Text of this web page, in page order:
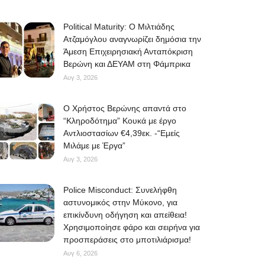
Political Maturity: Ο Μιλτιάδης
Ατζαμόγλου αναγνωρίζει δημόσια την
Άμεση Επιχειρησιακή Ανταπόκριση
Βερώνη και ΔΕΥΑΜ στη Φάμπρικα
Αυγ 3, 2026
O Χρήστος Βερώνης απαντά στο
“Κληροδότημα” Κουκά με έργο
Αντλιοστασίων €4,39εκ. -“Εμείς
Μιλάμε με Έργα”
Αυγ 3, 2026
Police Misconduct: Συνελήφθη
αστυνομικός στην Μύκονο, για
επικίνδυνη οδήγηση και απείθεια!
Χρησιμοποίησε φάρο και σειρήνα για
προσπεράσεις στο μποτιλιάρισμα!
Αυγ 6, 2026